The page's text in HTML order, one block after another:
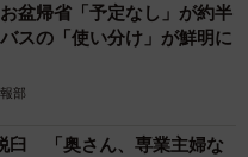
盆帰省「予定なし」が約半
スの「使い分け」が鮮明に
部
臼 「奥さん、専業主婦な